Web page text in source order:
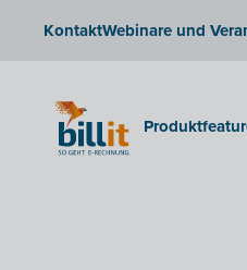
KontaktWebinare und